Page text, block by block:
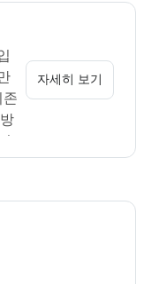
존
압
자세히 보기